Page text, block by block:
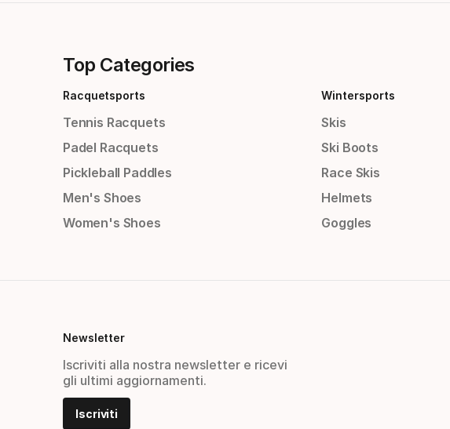
Top Categories
Racquetsports
Tennis Racquets
Padel Racquets
Pickleball Paddles
Men's Shoes
Women's Shoes
Wintersports
Skis
Ski Boots
Race Skis
Helmets
Goggles
Newsletter
Iscriviti alla nostra newsletter e ricevi
gli ultimi aggiornamenti.
Iscriviti